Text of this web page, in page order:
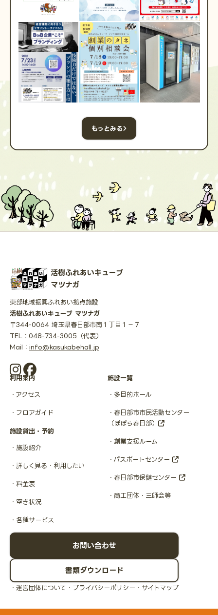
もっとみる
活樹ふれあいキューブ
マツナガ
東部地域振興ふれあい拠点施設
活樹ふれあいキューブ マツナガ
〒344-0064 埼玉県春日部市南１丁目１−７
TEL： 048-734-3005 （代表）
Mail： info@kasukabehall.jp
利用案内
アクセス
フロアガイド
施設貸出・予約
施設紹介
詳しく見る・利用したい
料金表
空き状況
各種サービス
施設一覧
多目的ホール
春日部市市民活動センター
（ぽぽら春日部）
創業支援ルーム
パスポートセンター
春日部市保健センター
商工団体・三師会等
お問い合わせ
書類ダウンロード
運営団体について プライバシーポリシー サイトマップ